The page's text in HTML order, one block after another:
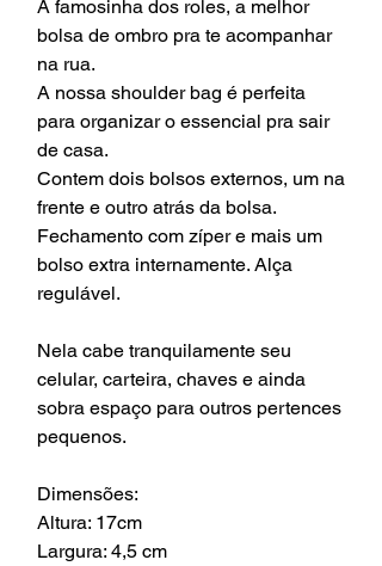
A famosinha dos roles, a melhor
bolsa de ombro pra te acompanhar
na rua.
A nossa shoulder bag é perfeita
para organizar o essencial pra sair
de casa.
Contem dois bolsos externos, um na
frente e outro atrás da bolsa.
Fechamento com zíper e mais um
bolso extra internamente. Alça
regulável.
Nela cabe tranquilamente seu
celular, carteira, chaves e ainda
sobra espaço para outros pertences
pequenos.
Dimensões:
Altura: 17cm
Largura: 4,5 cm